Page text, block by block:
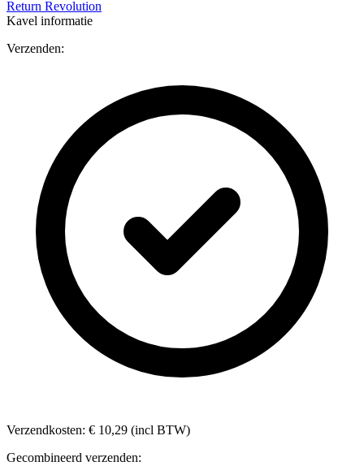
Return Revolution
Kavel informatie
Verzenden:
Verzendkosten: € 10,29 (incl BTW)
Gecombineerd verzenden: